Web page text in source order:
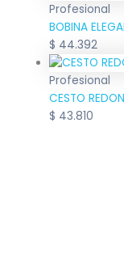
Profesional
BOBINA
$ 44.392
Profesional
CESTO
$ 43.810